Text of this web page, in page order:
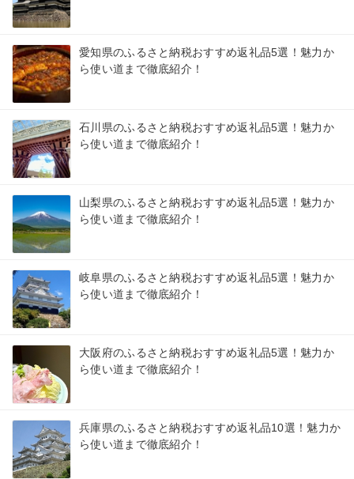
愛知県のふるさと納税おすすめ返礼品5選！魅力か
ら使い道まで徹底紹介！
石川県のふるさと納税おすすめ返礼品5選！魅力か
ら使い道まで徹底紹介！
山梨県のふるさと納税おすすめ返礼品5選！魅力か
ら使い道まで徹底紹介！
岐阜県のふるさと納税おすすめ返礼品5選！魅力か
ら使い道まで徹底紹介！
大阪府のふるさと納税おすすめ返礼品5選！魅力か
ら使い道まで徹底紹介！
兵庫県のふるさと納税おすすめ返礼品10選！魅力か
ら使い道まで徹底紹介！